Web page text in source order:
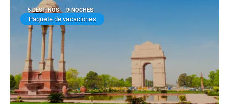
5 DESTINOS 9 NOCHES
Paquete de vacaciones